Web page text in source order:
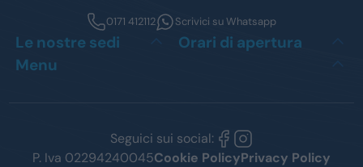
0171 412112 Scrivici su Whatsapp
Le nostre sedi
Orari di apertura
Menu
Seguici sui social:
P. Iva 02294240045Cookie PolicyPrivacy Policy